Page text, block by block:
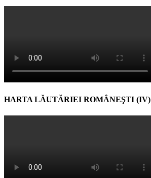
HARTA LĂUTĂRIEI ROMÂNEŞTI (IV)